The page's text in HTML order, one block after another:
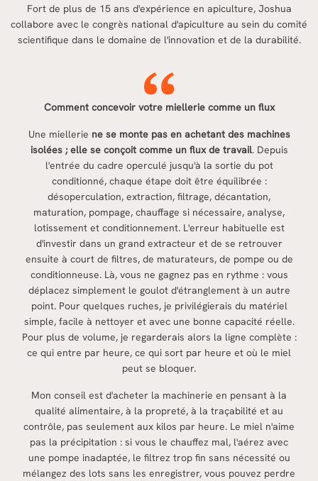
Fort de plus de 15 ans d'expérience en apiculture, Joshua
collabore avec le congrès national d'apiculture au sein du comité
scientifique dans le domaine de l'innovation et de la durabilité.
Comment concevoir votre miellerie comme un flux
Une miellerie ne se monte pas en achetant des machines
isolées ; elle se conçoit comme un flux de travail. Depuis
l'entrée du cadre operculé jusqu'à la sortie du pot
conditionné, chaque étape doit être équilibrée :
désoperculation, extraction, filtrage, décantation,
maturation, pompage, chauffage si nécessaire, analyse,
lotissement et conditionnement. L'erreur habituelle est
d'investir dans un grand extracteur et de se retrouver
ensuite à court de filtres, de maturateurs, de pompe ou de
conditionneuse. Là, vous ne gagnez pas en rythme : vous
déplacez simplement le goulot d'étranglement à un autre
point. Pour quelques ruches, je privilégierais du matériel
simple, facile à nettoyer et avec une bonne capacité réelle.
Pour plus de volume, je regarderais alors la ligne complète :
ce qui entre par heure, ce qui sort par heure et où le miel
peut se bloquer.
Mon conseil est d'acheter la machinerie en pensant à la
qualité alimentaire, à la propreté, à la traçabilité et au
contrôle, pas seulement aux kilos par heure. Le miel n'aime
pas la précipitation : si vous le chauffez mal, l'aérez avec
une pompe inadaptée, le filtrez trop fin sans nécessité ou
mélangez des lots sans les enregistrer, vous pouvez perdre